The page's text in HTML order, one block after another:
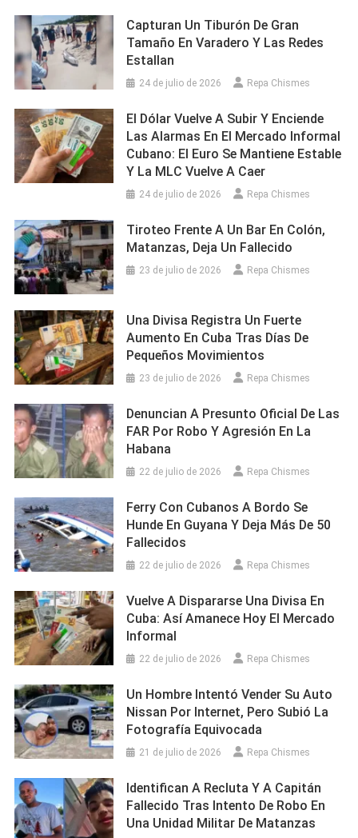
Capturan Un Tiburón De Gran
Tamaño En Varadero Y Las Redes
Estallan
24 de julio de 2026 Repa Chismes
El Dólar Vuelve A Subir Y Enciende
Las Alarmas En El Mercado Informal
Cubano: El Euro Se Mantiene Estable
Y La MLC Vuelve A Caer
24 de julio de 2026 Repa Chismes
Tiroteo Frente A Un Bar En Colón,
Matanzas, Deja Un Fallecido
23 de julio de 2026 Repa Chismes
Una Divisa Registra Un Fuerte
Aumento En Cuba Tras Días De
Pequeños Movimientos
23 de julio de 2026 Repa Chismes
Denuncian A Presunto Oficial De Las
FAR Por Robo Y Agresión En La
Habana
22 de julio de 2026 Repa Chismes
Ferry Con Cubanos A Bordo Se
Hunde En Guyana Y Deja Más De 50
Fallecidos
22 de julio de 2026 Repa Chismes
Vuelve A Dispararse Una Divisa En
Cuba: Así Amanece Hoy El Mercado
Informal
22 de julio de 2026 Repa Chismes
Un Hombre Intentó Vender Su Auto
Nissan Por Internet, Pero Subió La
Fotografía Equivocada
21 de julio de 2026 Repa Chismes
Identifican A Recluta Y A Capitán
Fallecido Tras Intento De Robo En
Una Unidad Militar De Matanzas